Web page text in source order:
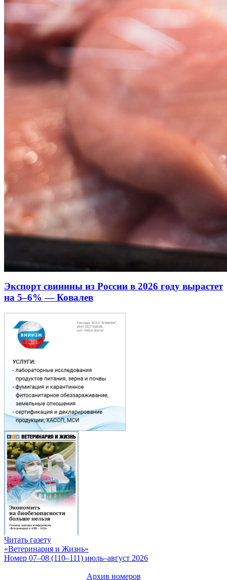
Экспорт свинины из России в 2026 году вырастет
на 5–6% — Ковалев
Читать газету
«Ветеринария и Жизнь»
Номер 07–08 (110–111) июль–август 2026
Архив номеров